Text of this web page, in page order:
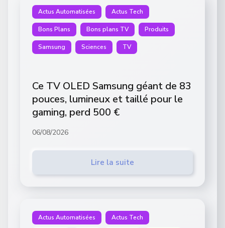
Actus Automatisées Actus Tech
Bons Plans Bons plans TV Produits
Samsung Sciences TV
Ce TV OLED Samsung géant de 83
pouces, lumineux et taillé pour le
gaming, perd 500 €
06/08/2026
Lire la suite
Actus Automatisées Actus Tech